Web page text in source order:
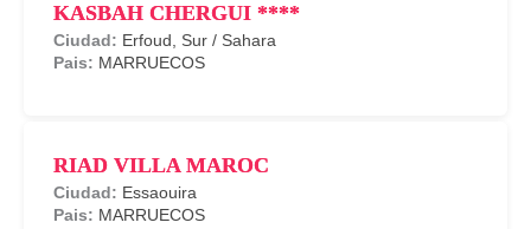
KASBAH CHERGUI ****
Erfoud , Sur / Sahara
MARRUECOS
RIAD VILLA MAROC
Essaouira
MARRUECOS